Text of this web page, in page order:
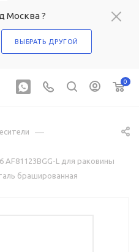
Москва ?
ВЫБРАТЬ ДРУГОЙ
0
—
AF81123BGG-L для раковины
брашированная